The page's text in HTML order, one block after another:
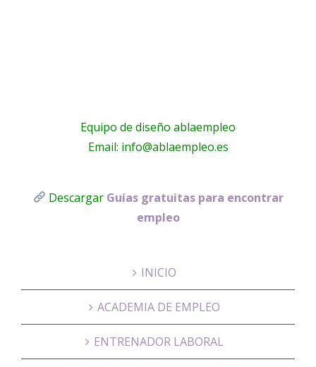
Equipo de diseño ablaempleo
Email: info@ablaempleo.es
Descargar Guías gratuitas para encontrar
empleo
INICIO
ACADEMIA DE EMPLEO
ENTRENADOR LABORAL